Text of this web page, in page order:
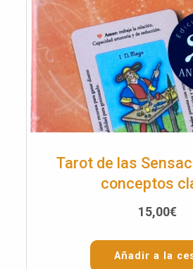
Tarot de las
conceptos
15,00€
Añadir a la